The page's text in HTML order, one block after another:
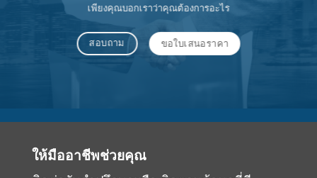
เพียงคุณบอกเราว่าคุณต้องการอะไร
สอบถาม ขอใบเสนอราคา
ให้มืออาชีพช่วยคุณ